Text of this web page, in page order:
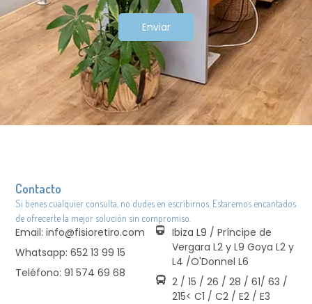
Enviar
Contacto
Si tienes cualquier consulta, no dudes en escribirnos. Estaremos encantados
de ofrecerte la mejor solución sin compromiso.
Email: info@fisioretiro.com
Whatsapp: 652 13 99 15
Teléfono: 91 574 69 68
Ibiza L9 / Príncipe de
Vergara L2 y L9 Goya L2 y
L4 /O'Donnel L6
2 / 15 / 26 / 28 / 61/ 63 /
215< C1 / C2 / E2 / E3